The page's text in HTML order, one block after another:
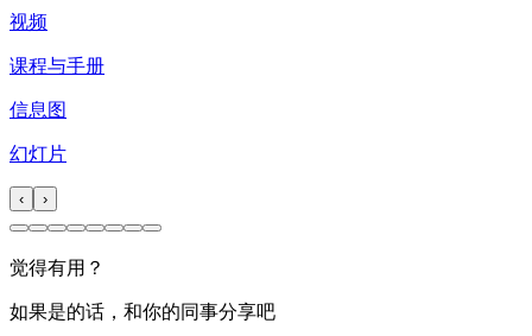
视频
课程与手册
信息图
幻灯片
‹ ›
觉得有用？
如果是的话，和你的同事分享吧